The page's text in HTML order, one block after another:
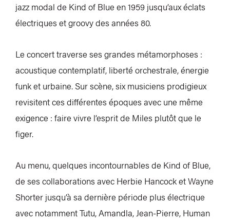
jazz modal de Kind of Blue en 1959 jusqu’aux éclats
électriques et groovy des années 80.
Le concert traverse ses grandes métamorphoses :
acoustique contemplatif, liberté orchestrale, énergie
funk et urbaine. Sur scène, six musiciens prodigieux
revisitent ces différentes époques avec une même
exigence : faire vivre l’esprit de Miles plutôt que le
figer.
Au menu, quelques incontournables de Kind of Blue,
de ses collaborations avec Herbie Hancock et Wayne
Shorter jusqu’à sa dernière période plus électrique
avec notamment Tutu, Amandla, Jean-Pierre, Human